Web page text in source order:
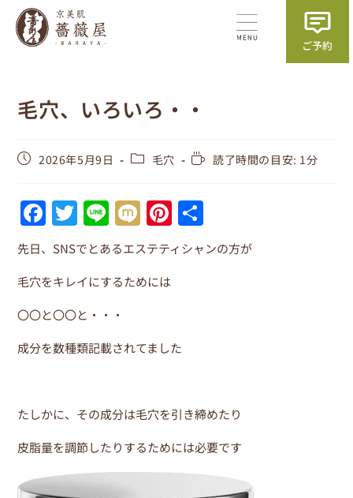
毛穴、いろいろ・・
2026年5月9日 毛穴 読了時間の目安: 1分
F
a
c
e
b
o
o
T
w
itt
er
Li
n
e
M
ix
i
Pi
nt
er
有
先日、SNSでとあるエステティシャンの方が
毛穴をキレイにするためには
〇〇と〇〇と・・・
成分を数種類記載されてました
たしかに、その成分は毛穴を引き締めたり
皮脂量を調節したりするためには必要です